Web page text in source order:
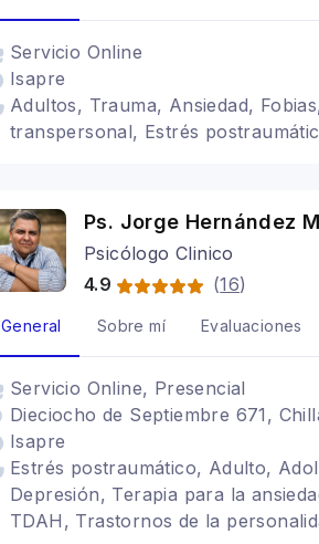
Servicio Online
Isapre
Adultos, Trauma, Ansiedad,
transpersonal, Estrés
Ps. Jorge Hernández
Psicólogo Clinico
4.9
(16)
General Sobre mí Evaluaciones
Servicio Online, Presencial
Dieciocho de Septiembre 671,
Isapre
Estrés postraumático, Adulto,
Depresión, Terapia para la
TDAH, Trastornos de la